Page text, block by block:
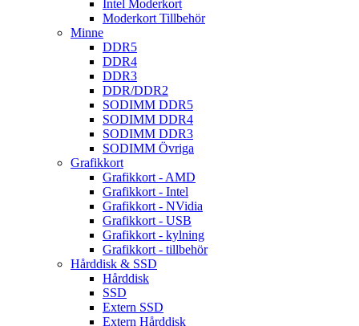
Intel Moderkort
Moderkort Tillbehör
Minne
DDR5
DDR4
DDR3
DDR/DDR2
SODIMM DDR5
SODIMM DDR4
SODIMM DDR3
SODIMM Övriga
Grafikkort
Grafikkort - AMD
Grafikkort - Intel
Grafikkort - NVidia
Grafikkort - USB
Grafikkort - kylning
Grafikkort - tillbehör
Hårddisk & SSD
Hårddisk
SSD
Extern SSD
Extern Hårddisk